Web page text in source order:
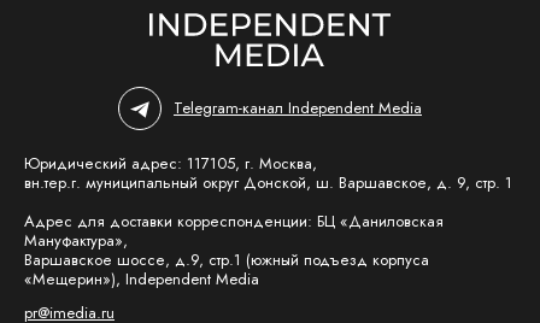
Telegram-канал Independent Media
Юридический адрес: 117105, г. Москва,
вн.тер.г. муниципальный округ Донской, ш. Варшавское, д. 9, стр. 1
Адрес для доставки корреспонденции: БЦ «Даниловская
Мануфактура»,
Варшавское шоссе, д.9, стр.1 (южный подъезд корпуса
«Мещерин»), Independent Media
pr@imedia.ru